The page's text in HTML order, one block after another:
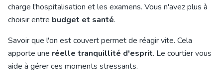
charge l'hospitalisation et les examens. Vous n'avez plus à
choisir entre budget et santé.
Savoir que l'on est couvert permet de réagir vite. Cela
apporte une réelle tranquillité d'esprit. Le courtier vous
aide à gérer ces moments stressants.